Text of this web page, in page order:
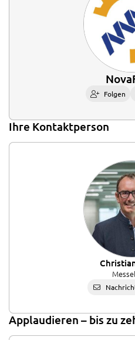
Folgen
Ihre Kontaktperson
Applaudieren – bis zu